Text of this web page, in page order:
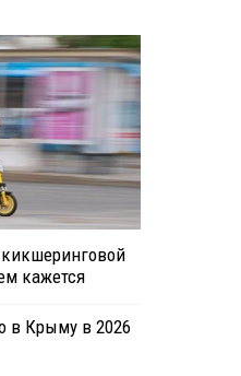
кажется
в Крыму в 2026